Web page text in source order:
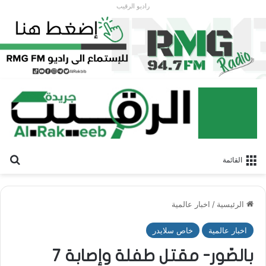
راديو الرقيب
القائمة
الرئيسية / اخبار عالمية
اخبار عالمية خاص سلايدر
بالصّور- مقتل طفلة وإصابة 7